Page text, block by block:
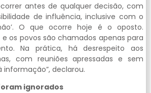
antes de qualquer decisão, com
de influência, inclusive com o
O que ocorre hoje é o oposto.
os povos são chamados apenas para
Na prática, há desrespeito aos
com reuniões apressadas e sem
informação”, declarou.
ignorados